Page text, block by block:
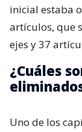
inicial estaba
artículos, que
ejes y 37
¿Cuáles
Uno de los